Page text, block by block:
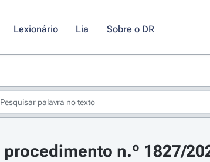
Lexionário Lia Sobre o DR
n.º 1827/